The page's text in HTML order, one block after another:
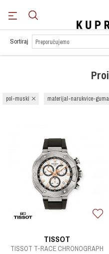
BESPLATNA DOSTAVA za
Sortiraj
pol-muski
materijal-narukvice-guma
TISSOT
TISSOT T-RACE CHRONOGRAPH